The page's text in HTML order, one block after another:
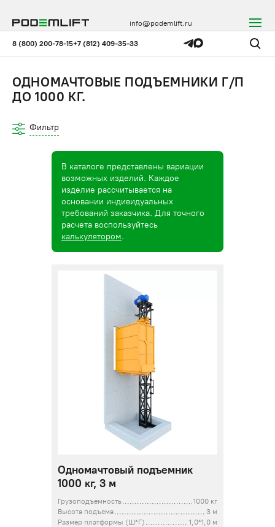
8 (800) 200-78-15+7 (812) 409-35-33
info@podemlift.ru
ОДНОМАЧТОВЫЕ ПОДЪЕМНИКИ Г/П
ДО 1000 КГ.
Фильтр
В каталоге представлены вариации
возможных изделий. Каждое
изделие рассчитывается на
основании индивидуальных
требований заказчика. Для точного
расчета воспользуйтесь
калькулятором.
Одномачтовый подъемник
1000 кг, 3 м
Грузоподъемность
1000 кг
Высота подъема
3 м
Размер платформы (Ш*Г)
1,0*1,0 м